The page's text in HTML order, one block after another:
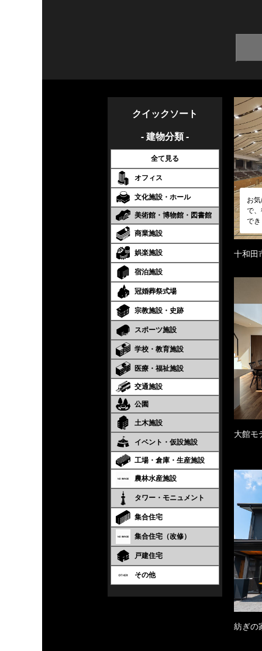
クイックソート
- 建物分類 -
全て見る
オフィス
文化施設・ホール
美術館・博物館・図書館
商業施設
娯楽施設
宿泊施設
冠婚葬祭式場
宗教施設・史跡
スポーツ施設
学校・教育施設
医療・福祉施設
交通施設
公園
土木施設
イベント・仮設施設
工場・倉庫・生産施設
農林水産施設
タワー・モニュメント
集合住宅
集合住宅（改修）
戸建住宅
その他
お
で
で
十和田
大館モ
紡ぎの